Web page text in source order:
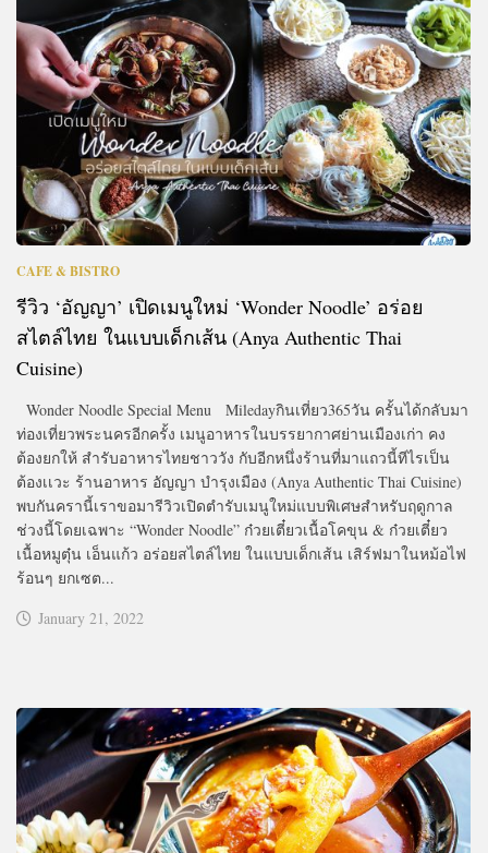
CAFE & BISTRO
รีวิว ‘อัญญา’ เปิดเมนูใหม่ ‘Wonder Noodle’ อร่อย
สไตล์ไทย ในแบบเด็กเส้น (Anya Authentic Thai
Cuisine)
Wonder Noodle Special Menu Miledayกินเที่ยว365วัน ครั้นได้กลับมา
ท่องเที่ยวพระนครอีกครั้ง เมนูอาหารในบรรยากาศย่านเมืองเก่า คง
ต้องยกให้ สำรับอาหารไทยชาววัง กับอีกหนึ่งร้านที่มาแถวนี้ทีไรเป็น
ต้องเเวะ ร้านอาหาร อัญญา บำรุงเมือง (Anya Authentic Thai Cuisine)
พบกันครานี้เราขอมารีวิวเปิดตำรับเมนูใหม่แบบพิเศษสำหรับฤดูกาล
ช่วงนี้โดยเฉพาะ “Wonder Noodle” ก๋วยเตี๋ยวเนื้อโคขุน & ก๋วยเตี๋ยว
เนื้อหมูตุ๋น เอ็นแก้ว อร่อยสไตล์ไทย ในแบบเด็กเส้น เสิร์ฟมาในหม้อไฟ
ร้อนๆ ยกเซต...
January 21, 2022